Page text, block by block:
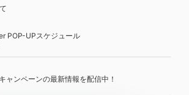
POP-UPスケジュール
ャンペーンの最新情報を配信中！